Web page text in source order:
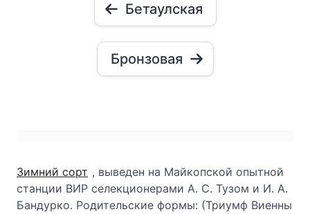
Бетаулская
Бронзовая
Зимний сорт , выведен на Майкопской опытной
станции ВИР селекционерами А. С. Тузом и И. А.
Бандурко. Родитель­ские формы: (Триумф Виенны